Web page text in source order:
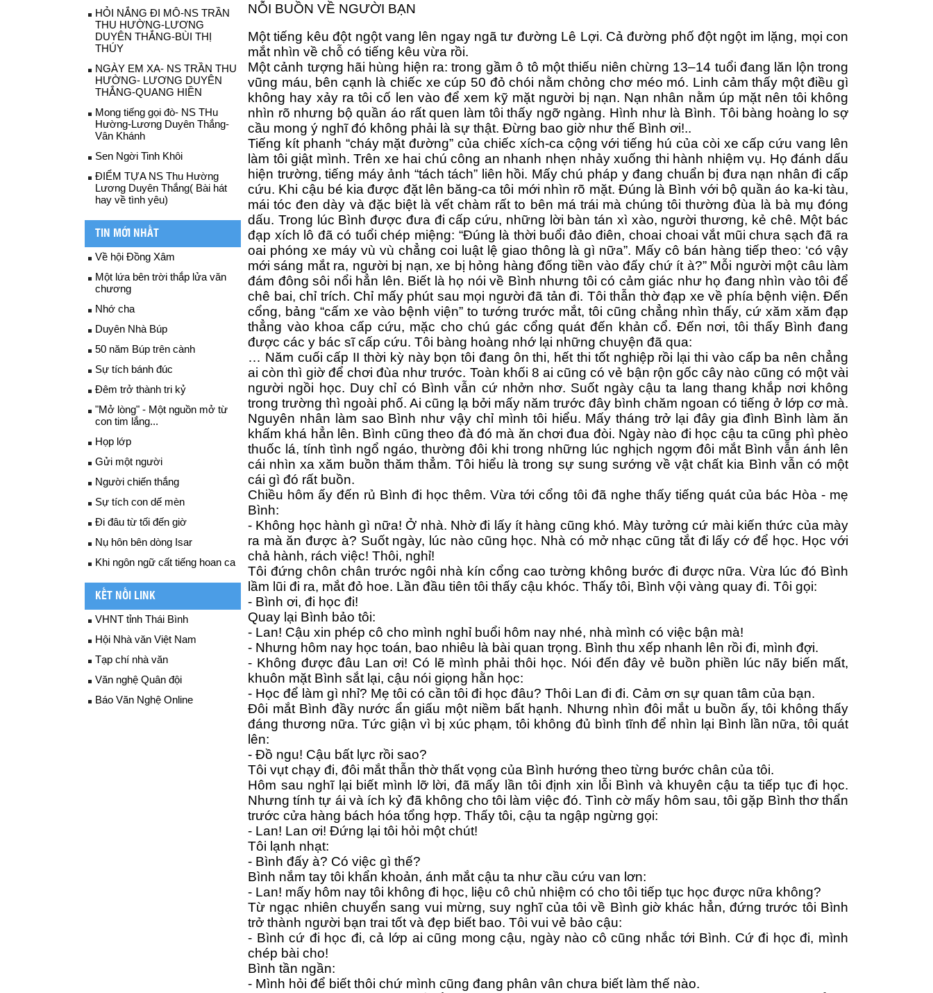
HỎI NẮNG ĐI MÔ-NS TRẦN
THU HƯỜNG-LƯƠNG
DUYÊN THẮNG-BÙI THỊ
THÚY
NGÀY EM XA- NS TRẦN THU
HƯỜNG- LƯƠNG DUYÊN
THẮNG-QUANG HIỀN
Mong tiếng gọi đò- NS THu
Hường-Lương Duyên Thắng-
Vân Khánh
Sen Ngời Tinh Khôi
ĐIỂM TỰA NS Thu Hường
Lương Duyên Thắng( Bài hát
hay về tình yêu)
TIN MỚI NHẤT
Về hội Đồng Xâm
Một lứa bên trời thắp lửa văn
chương
Nhớ cha
Duyên Nhà Búp
50 năm Búp trên cành
Sự tích bánh đúc
Đêm trở thành tri kỷ
"Mở lòng" - Một nguồn mở từ
con tim lắng...
Họp lớp
Gửi một người
Người chiến thắng
Sự tích con dế mèn
Đi đâu từ tối đến giờ
Nụ hôn bên dòng Isar
Khi ngôn ngữ cất tiếng hoan ca
KẾT NỐI LINK
VHNT tỉnh Thái Bình
Hội Nhà văn Việt Nam
Tạp chí nhà văn
Văn nghệ Quân đội
Báo Văn Nghệ Online
NỖI BUỒN VỀ NGƯỜI BẠN
Một tiếng kêu đột ngột vang lên ngay ngã tư đường Lê Lợi. Cả đường phố đột ngột im lặng, mọi con
mắt nhìn về chỗ có tiếng kêu vừa rồi.
Một cảnh tượng hãi hùng hiện ra: trong gầm ô tô một thiếu niên chừng 13–14 tuổi đang lăn lộn trong
vũng máu, bên cạnh là chiếc xe cúp 50 đỏ chói nằm chỏng chơ méo mó. Linh cảm thấy một điều gì
không hay xảy ra tôi cố len vào để xem kỹ mặt người bị nạn. Nạn nhân nằm úp mặt nên tôi không
nhìn rõ nhưng bộ quần áo rất quen làm tôi thấy ngỡ ngàng. Hình như là Bình. Tôi bàng hoàng lo sợ
cầu mong ý nghĩ đó không phải là sự thật. Đừng bao giờ như thế Bình ơi!..
Tiếng kít phanh “cháy mặt đường” của chiếc xích-ca cộng với tiếng hú của còi xe cấp cứu vang lên
làm tôi giật mình. Trên xe hai chú công an nhanh nhẹn nhảy xuống thi hành nhiệm vụ. Họ đánh dấu
hiện trường, tiếng máy ảnh “tách tách” liên hồi. Mấy chú pháp y đang chuẩn bị đưa nạn nhân đi cấp
cứu. Khi cậu bé kia được đặt lên băng-ca tôi mới nhìn rõ mặt. Đúng là Bình với bộ quần áo ka-ki tàu,
mái tóc đen dày và đặc biệt là vết chàm rất to bên má trái mà chúng tôi thường đùa là bà mụ đóng
dấu. Trong lúc Bình được đưa đi cấp cứu, những lời bàn tán xì xào, người thương, kẻ chê. Một bác
đạp xích lô đã có tuổi chép miệng: “Đúng là thời buổi đảo điên, choai choai vắt mũi chưa sạch đã ra
oai phóng xe máy vù vù chẳng coi luật lệ giao thông là gì nữa”. Mấy cô bán hàng tiếp theo: ‘có vậy
mới sáng mắt ra, người bị nạn, xe bị hỏng hàng đống tiền vào đấy chứ ít à?” Mỗi người một câu làm
đám đông sôi nổi hẳn lên. Biết là họ nói về Bình nhưng tôi có cảm giác như họ đang nhìn vào tôi để
chê bai, chỉ trích. Chỉ mấy phút sau mọi người đã tản đi. Tôi thẫn thờ đạp xe về phía bệnh viện. Đến
cổng, bảng “cấm xe vào bệnh viện” to tướng trước mắt, tôi cũng chẳng nhìn thấy, cứ xăm xăm đạp
thẳng vào khoa cấp cứu, mặc cho chú gác cổng quát đến khản cổ. Đến nơi, tôi thấy Bình đang
được các y bác sĩ cấp cứu. Tôi bàng hoàng nhớ lại những chuyện đã qua:
… Năm cuối cấp II thời kỳ này bọn tôi đang ôn thi, hết thi tốt nghiệp rồi lại thi vào cấp ba nên chẳng
ai còn thì giờ để chơi đùa như trước. Toàn khối 8 ai cũng có vẻ bận rộn gốc cây nào cũng có một vài
người ngồi học. Duy chỉ có Bình vẫn cứ nhởn nhơ. Suốt ngày cậu ta lang thang khắp nơi không
trong trường thì ngoài phố. Ai cũng lạ bởi mấy năm trước đây bình chăm ngoan có tiếng ở lớp cơ mà.
Nguyên nhân làm sao Bình như vậy chỉ mình tôi hiểu. Mấy tháng trở lại đây gia đình Bình làm ăn
khấm khá hẳn lên. Bình cũng theo đà đó mà ăn chơi đua đòi. Ngày nào đi học cậu ta cũng phì phèo
thuốc lá, tính tình ngổ ngáo, thường đôi khi trong những lúc nghịch ngợm đôi mắt Bình vẫn ánh lên
cái nhìn xa xăm buồn thăm thẳm. Tôi hiểu là trong sự sung sướng về vật chất kia Bình vẫn có một
cái gì đó rất buồn.
Chiều hôm ấy đến rủ Bình đi học thêm. Vừa tới cổng tôi đã nghe thấy tiếng quát của bác Hòa - mẹ
Bình:
- Không học hành gì nữa! Ở nhà. Nhờ đi lấy ít hàng cũng khó. Mày tưởng cứ mài kiến thức của mày
ra mà ăn được à? Suốt ngày, lúc nào cũng học. Nhà có mở nhạc cũng tắt đi lấy cớ để học. Học với
chả hành, rách việc! Thôi, nghỉ!
Tôi đứng chôn chân trước ngôi nhà kín cổng cao tường không bước đi được nữa. Vừa lúc đó Bình
lầm lũi đi ra, mắt đỏ hoe. Lần đầu tiên tôi thấy cậu khóc. Thấy tôi, Bình vội vàng quay đi. Tôi gọi:
- Bình ơi, đi học đi!
Quay lại Bình bảo tôi:
- Lan! Cậu xin phép cô cho mình nghỉ buổi hôm nay nhé, nhà mình có việc bận mà!
- Nhưng hôm nay học toán, bao nhiêu là bài quan trọng. Bình thu xếp nhanh lên rồi đi, mình đợi.
- Không được đâu Lan ơi! Có lẽ mình phải thôi học. Nói đến đây vẻ buồn phiền lúc nãy biến mất,
khuôn mặt Bình sắt lại, cậu nói giọng hằn học:
- Học để làm gì nhỉ? Mẹ tôi có cần tôi đi học đâu? Thôi Lan đi đi. Cảm ơn sự quan tâm của bạn.
Đôi mắt Bình đầy nước ẩn giấu một niềm bất hạnh. Nhưng nhìn đôi mắt u buồn ấy, tôi không thấy
đáng thương nữa. Tức giận vì bị xúc phạm, tôi không đủ bình tĩnh để nhìn lại Bình lần nữa, tôi quát
lên:
- Đồ ngu! Cậu bất lực rồi sao?
Tôi vụt chạy đi, đôi mắt thẫn thờ thất vọng của Bình hướng theo từng bước chân của tôi.
Hôm sau nghĩ lại biết mình lỡ lời, đã mấy lần tôi định xin lỗi Bình và khuyên cậu ta tiếp tục đi học.
Nhưng tính tự ái và ích kỷ đã không cho tôi làm việc đó. Tình cờ mấy hôm sau, tôi gặp Bình thơ thẩn
trước cửa hàng bách hóa tổng hợp. Thấy tôi, cậu ta ngập ngừng gọi:
- Lan! Lan ơi! Đứng lại tôi hỏi một chút!
Tôi lạnh nhạt:
- Bình đấy à? Có việc gì thế?
Bình nắm tay tôi khẩn khoản, ánh mắt cậu ta như cầu cứu van lơn:
- Lan! mấy hôm nay tôi không đi học, liệu cô chủ nhiệm có cho tôi tiếp tục học được nữa không?
Từ ngạc nhiên chuyển sang vui mừng, suy nghĩ của tôi về Bình giờ khác hẳn, đứng trước tôi Bình
trở thành người bạn trai tốt và đẹp biết bao. Tôi vui vẻ bảo cậu:
- Bình cứ đi học đi, cả lớp ai cũng mong cậu, ngày nào cô cũng nhắc tới Bình. Cứ đi học đi, mình
chép bài cho!
Bình tần ngần:
- Mình hỏi để biết thôi chứ mình cũng đang phân vân chưa biết làm thế nào.